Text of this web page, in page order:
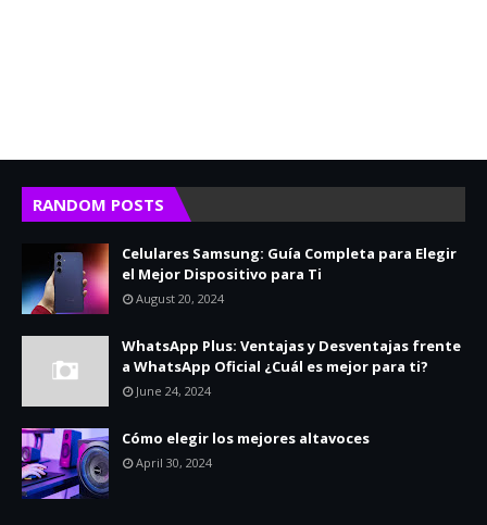
RANDOM POSTS
Celulares Samsung: Guía Completa para Elegir
el Mejor Dispositivo para Ti
August 20, 2024
WhatsApp Plus: Ventajas y Desventajas frente
a WhatsApp Oficial ¿Cuál es mejor para ti?
June 24, 2024
Cómo elegir los mejores altavoces
April 30, 2024